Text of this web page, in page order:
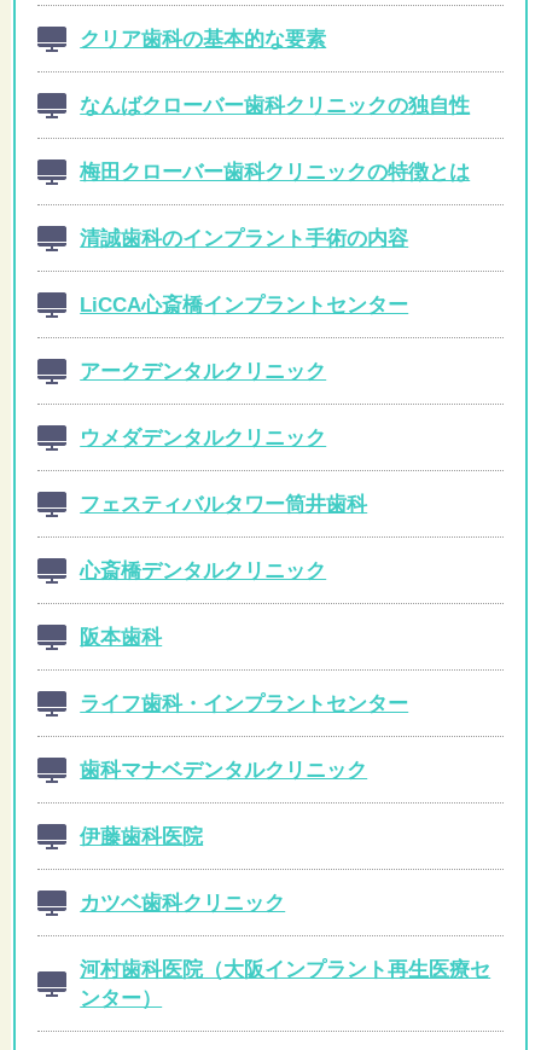
クリア歯科の基本的な要素
なんばクローバー歯科クリニックの独自性
梅田クローバー歯科クリニックの特徴とは
清誠歯科のインプラント手術の内容
LiCCA心斎橋インプラントセンター
アークデンタルクリニック
ウメダデンタルクリニック
フェスティバルタワー筒井歯科
心斎橋デンタルクリニック
阪本歯科
ライフ歯科・インプラントセンター
歯科マナベデンタルクリニック
伊藤歯科医院
カツベ歯科クリニック
河村歯科医院（大阪インプラント再生医療セ
ンター）